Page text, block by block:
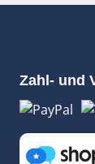
Zahl- und